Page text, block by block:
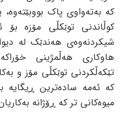
کە بەتەواوی پاک بووبێتەوە،
کوڵاندنی توێکڵی مۆزە بۆ
شیکردنەوەی ھەندێک لە
ھاوکاری ھەڵمژینی
تێکەڵکردنی توێکڵی مۆز و
کە ئەمە سادەترین
میوەکانی تر کە ڕۆژانە